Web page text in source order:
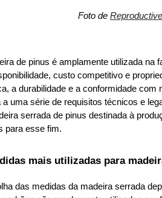
Foto de
de pinus é amplamente utilizada na
custo competitivo e
a durabilidade e a conformidade
a uma série de requisitos técnicos e
serrada de pinus destinada à
para esse fim.
mais utilizadas para
das medidas da madeira serrada